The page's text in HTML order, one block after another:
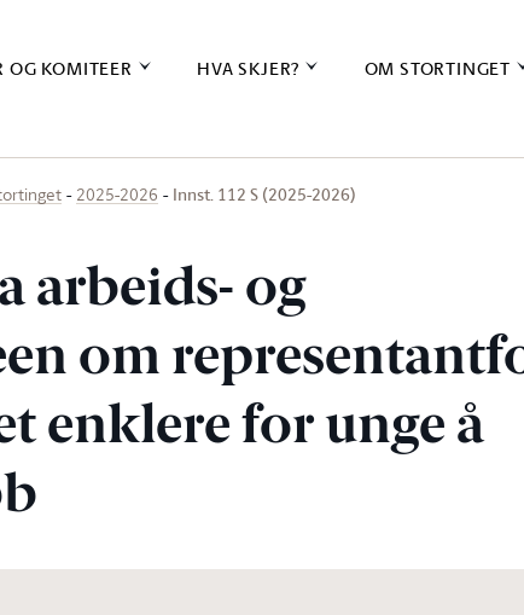
OG KOMITEER HVA SKJER? OM STORTINGET
2025-2026 Innst. 112 S (2025-2026)
arbeids- og
om
enklere for unge å